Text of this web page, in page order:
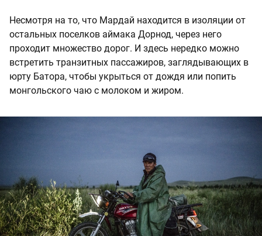
Несмотря на то, что Мардай находится в изоляции от
остальных поселков аймака Дорнод, через него
проходит множество дорог. И здесь нередко можно
встретить транзитных пассажиров, заглядывающих в
юрту Батора, чтобы укрыться от дождя или попить
монгольского чаю с молоком и жиром.